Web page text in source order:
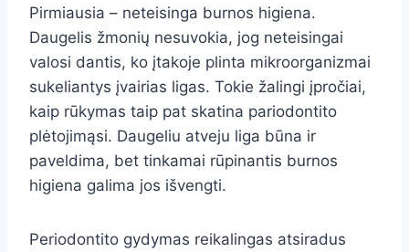
Pirmiausia – neteisinga burnos higiena.
Daugelis žmonių nesuvokia, jog neteisingai
valosi dantis, ko įtakoje plinta mikroorganizmai
sukeliantys įvairias ligas. Tokie žalingi įpročiai,
kaip rūkymas taip pat skatina pariodontito
plėtojimąsi. Daugeliu atveju liga būna ir
paveldima, bet tinkamai rūpinantis burnos
higiena galima jos išvengti.
Periodontito gydymas reikalingas atsiradus